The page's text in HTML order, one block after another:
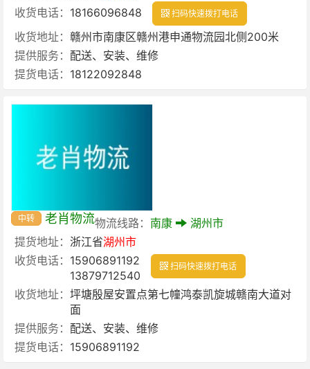
收货电话： 18166096848 扫码快速拨打电话
收货地址： 赣州市南康区赣州港申通物流园北侧200米
提供服务： 配送、安装、维修
提货电话： 18122092848
中转 老肖物流物流线路： 南康
湖州市
提货地址： 浙江省湖州市
收货电话： 15906891192
13879712540
扫码快速拨打电话
收货地址： 坪塘殷屋安置点第七幢鸿泰凯旋城赣南大道对
面
提供服务： 配送、安装、维修
提货电话： 15906891192